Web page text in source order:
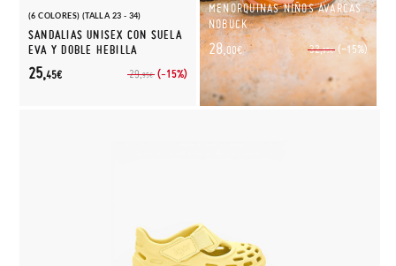
(6 COLORES) (TALLA 23 - 34)
SANDALIAS UNISEX CON SUELA
EVA Y DOBLE HEBILLA
29,95€ (-15%)
25,45€
MENORQUINAS NIÑOS AVARCAS
NOBUCK
32,95€ (-15%)
28,00€